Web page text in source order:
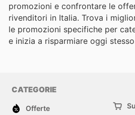
promozioni e confrontare le
rivenditori in Italia. Trova i
le promozioni specifiche per
e inizia a risparmiare oggi
CATEGORIE
Offerte